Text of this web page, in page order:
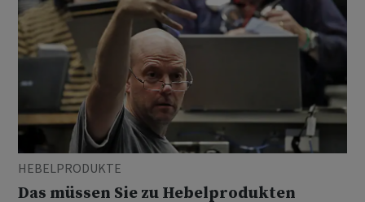
HEBELPRODUKTE
Das müssen Sie zu Hebelprodukten